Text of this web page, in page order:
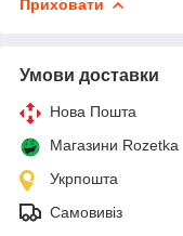
Приховати
Умови доставки
Нова Пошта
Магазини Rozetka
Укрпошта
Самовивіз